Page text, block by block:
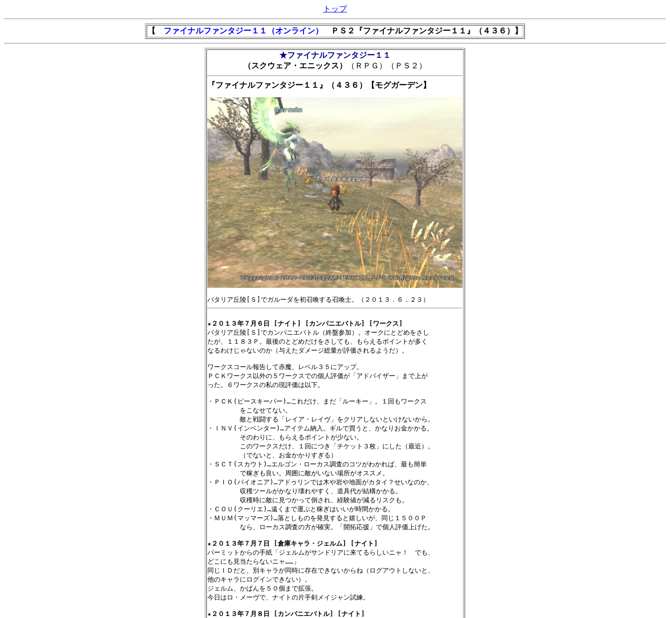
トップ
【 ファイナルファンタジー１１（オンライン） ＰＳ２『ファイナルファンタジー１１』（４３６）】
★ファイナルファンタジー１１
（スクウェア・エニックス）
（ＲＰＧ）（ＰＳ２）
『ファイナルファンタジー１１』（４３６）【モグガーデン】
★ ２０１３年７月６日 [ナイト] [カンパニエバトル] [ワークス]
バタリア丘陵[Ｓ]でカンパニエバトル（終盤参加）。オークにとどめをさし
たが、１１８３Ｐ。最後のとどめだけをさしても、もらえるポイントが多く
なるわけじゃないのか（与えたダメージ総量が評価されるようだ）。
ワークスコール報告して赤魔、レベル３５にアップ。
ＰＣＫワークス以外の５ワークスでの個人評価が「アドバイザー」まで上が
った。６ワークスの私の現評価は以下。
・ＰＣＫ(ピースキーパー)…これだけ、まだ「ルーキー」。１回もワークス
をこなせてない。
敵と戦闘する「レイア・レイヴ」をクリアしないといけないから。
・ＩＮＶ(インベンター)…アイテム納入。ギルで買うと、かなりお金かかる。
そのわりに、もらえるポイントが少ない。
このワークスだけ、１回につき「チケット３枚」にした（最近）。
（でないと、お金かかりすぎる）
・ＳＣＴ(スカウト)…エルゴン・ローカス調査のコツがわかれば、最も簡単
で稼ぎも良い。周囲に敵がいない場所がオススメ。
・ＰＩＯ(パイオニア)…アドゥリンでは木や岩や地面がカタイ？せいなのか、
収穫ツールがかなり壊れやすく、道具代が結構かかる。
収穫時に敵に見つかって倒され、経験値が減るリスクも。
・ＣＯＵ(クーリエ)…遠くまで運ぶと稼ぎはいいが時間かかる。
・ＭＵＭ(マッマーズ)…落としものを発見すると嬉しいが、同じ１５００Ｐ
なら、ローカス調査の方が確実。「開拓応援」で個人評価上げた。
★ ２０１３年７月７日 [倉庫キャラ・ジェルム] [ナイト]
パーミットからの手紙「ジェルムがサンドリアに来てるらしいニャ！　でも、
どこにも見当たらないニャ……」
同じＩＤだと、別キャラが同時に存在できないからね（ログアウトしないと、
他のキャラにログインできない）。
ジェルム、かばんを５０個まで拡張。
今日はロ・メーヴで、ナイトの片手剣メイジャン試練。
★ ２０１３年７月８日 [カンパニエバトル] [ナイト]